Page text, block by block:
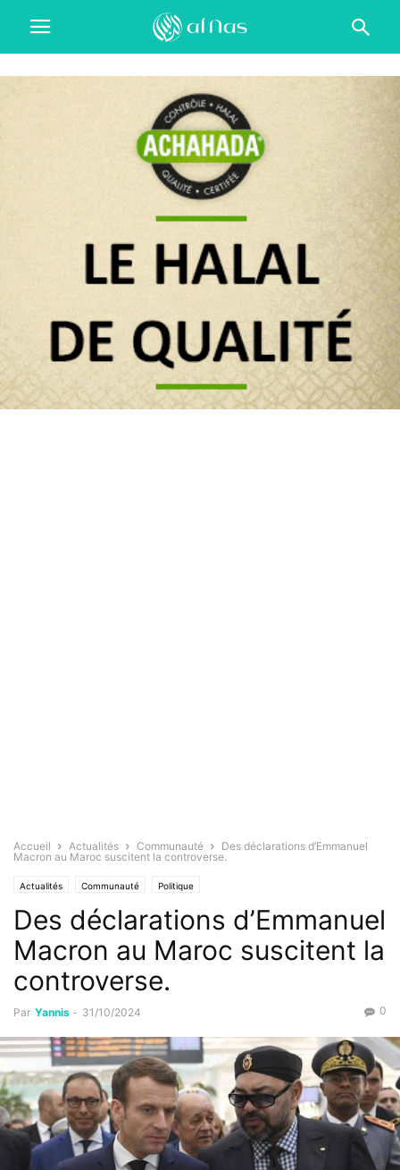
Accueil Actualités Communauté
Des déclarations d’Emmanuel
Macron au Maroc suscitent la controverse.
Actualités Communauté Politique
Des déclarations d’Emmanuel
Macron au Maroc suscitent la
controverse.
Par Yannis - 31/10/2024 0